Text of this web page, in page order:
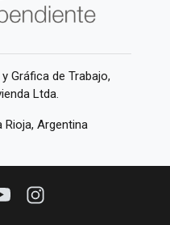
Gráfica de Trabajo,
Ltda.
Rioja, Argentina